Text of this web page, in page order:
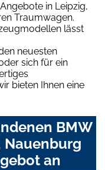
in Leipzig,
Traumwagen.
lässt
neuesten
sich für ein
bieten Ihnen eine
BMW
Nauenburg
an